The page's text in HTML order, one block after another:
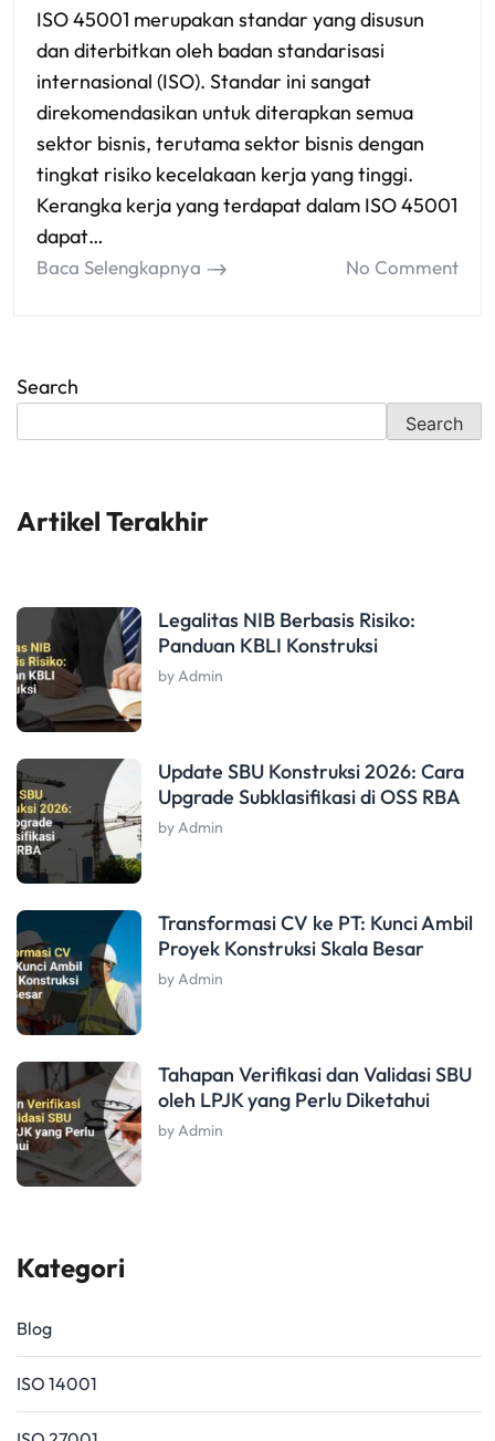
ISO 45001 merupakan standar yang disusun
dan diterbitkan oleh badan standarisasi
internasional (ISO). Standar ini sangat
direkomendasikan untuk diterapkan semua
sektor bisnis, terutama sektor bisnis dengan
tingkat risiko kecelakaan kerja yang tinggi.
Kerangka kerja yang terdapat dalam ISO 45001
dapat…
Baca Selengkapnya No Comment
Search
Search
Artikel Terakhir
Legalitas NIB Berbasis Risiko:
Panduan KBLI Konstruksi
by Admin
Update SBU Konstruksi 2026: Cara
Upgrade Subklasifikasi di OSS RBA
by Admin
Transformasi CV ke PT: Kunci Ambil
Proyek Konstruksi Skala Besar
by Admin
Tahapan Verifikasi dan Validasi SBU
oleh LPJK yang Perlu Diketahui
by Admin
Kategori
Blog
ISO 14001